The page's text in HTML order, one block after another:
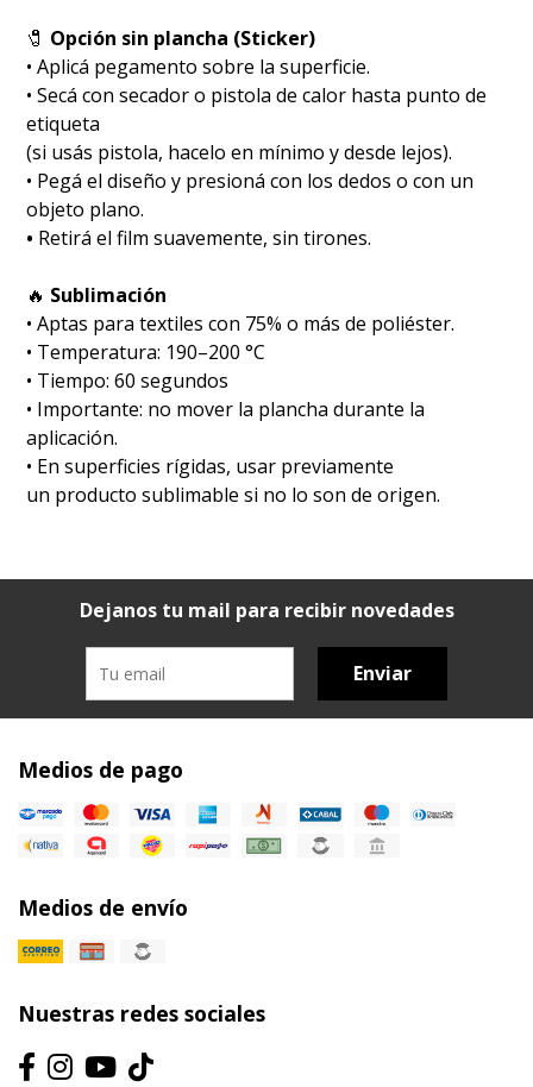
🧷 Opción sin plancha (Sticker)
• Aplicá pegamento sobre la superficie.
• Secá con secador o pistola de calor hasta punto de
etiqueta
(si usás pistola, hacelo en mínimo y desde lejos).
• Pegá el diseño y presioná con los dedos o con un
objeto plano.
• Retirá el film suavemente, sin tirones.
🔥 Sublimación
•⁠ ⁠Aptas para textiles con 75% o más de poliéster.
•⁠ ⁠Temperatura: 190–200 °C
•⁠ ⁠Tiempo: 60 segundos
•⁠ ⁠Importante: no mover la plancha durante la
aplicación.
• En superficies rígidas, usar previamente
un producto sublimable si no lo son de origen.
Dejanos tu mail para recibir novedades
Enviar
Medios de pago
Medios de envío
Nuestras redes sociales